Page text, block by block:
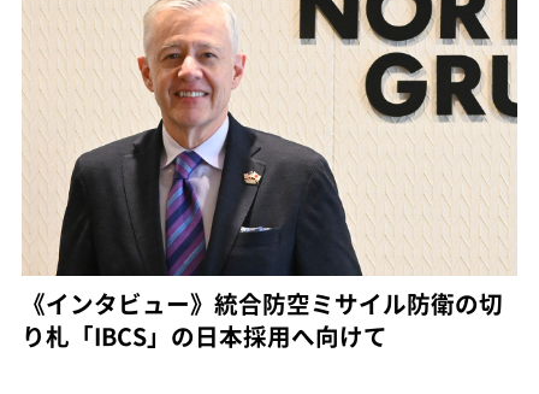
《インタビュー》統合防空ミサイル防衛の切
り札「IBCS」の日本採用へ向けて